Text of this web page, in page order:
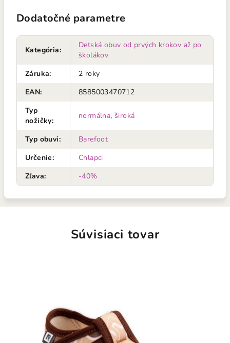
Dodatočné parametre
Kategória:
Detská obuv od prvých krokov až po
školákov
Záruka:
2 roky
EAN:
8585003470712
Typ
nožičky:
normálna, široká
Typ obuvi:
Barefoot
Určenie:
Chlapci
Zľava: -40%
Súvisiaci tovar